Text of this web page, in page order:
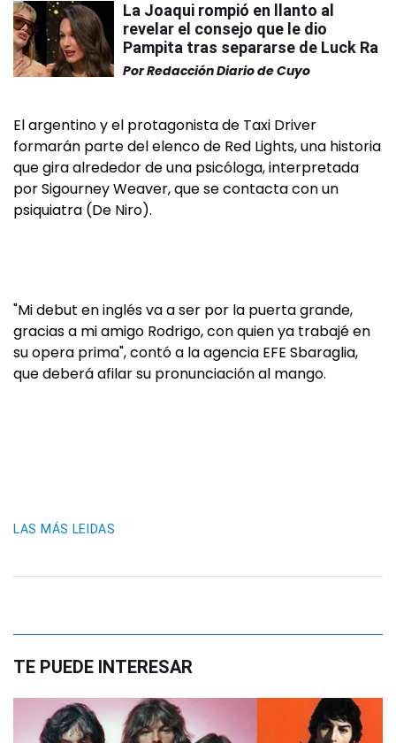
La Joaqui rompió en llanto al
revelar el consejo que le dio
Pampita tras separarse de Luck Ra
PorRedacción Diario de Cuyo
El argentino y el protagonista de Taxi Driver
formarán parte del elenco de Red Lights, una historia
que gira alrededor de una psicóloga, interpretada
por Sigourney Weaver, que se contacta con un
psiquiatra (De Niro).
"Mi debut en inglés va a ser por la puerta grande,
gracias a mi amigo Rodrigo, con quien ya trabajé en
su opera prima", contó a la agencia EFE Sbaraglia,
que deberá afilar su pronunciación al mango.
LAS MÁS LEIDAS
TE PUEDE INTERESAR